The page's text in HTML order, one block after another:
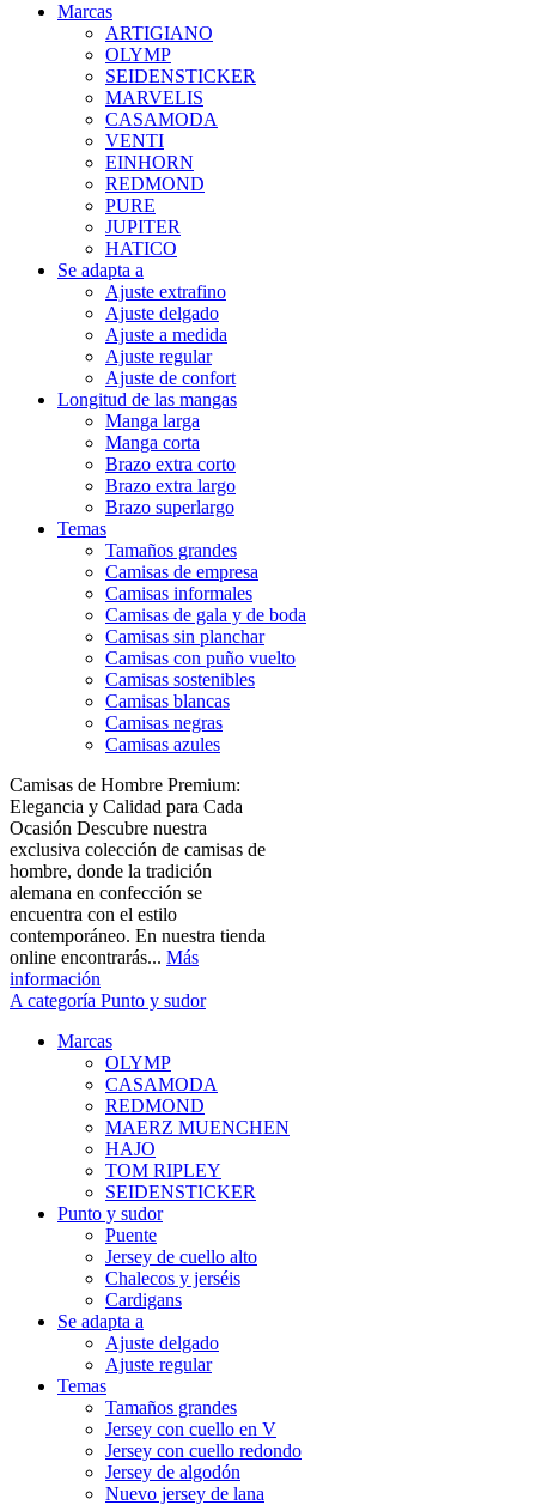
Marcas
ARTIGIANO
OLYMP
SEIDENSTICKER
MARVELIS
CASAMODA
VENTI
EINHORN
REDMOND
PURE
JUPITER
HATICO
Se adapta a
Ajuste extrafino
Ajuste delgado
Ajuste a medida
Ajuste regular
Ajuste de confort
Longitud de las mangas
Manga larga
Manga corta
Brazo extra corto
Brazo extra largo
Brazo superlargo
Temas
Tamaños grandes
Camisas de empresa
Camisas informales
Camisas de gala y de boda
Camisas sin planchar
Camisas con puño vuelto
Camisas sostenibles
Camisas blancas
Camisas negras
Camisas azules
Camisas de Hombre Premium:
Elegancia y Calidad para Cada
Ocasión Descubre nuestra
exclusiva colección de camisas de
hombre, donde la tradición
alemana en confección se
encuentra con el estilo
contemporáneo. En nuestra tienda
online encontrarás... Más
información
A categoría Punto y sudor
Marcas
OLYMP
CASAMODA
REDMOND
MAERZ MUENCHEN
HAJO
TOM RIPLEY
SEIDENSTICKER
Punto y sudor
Puente
Jersey de cuello alto
Chalecos y jerséis
Cardigans
Se adapta a
Ajuste delgado
Ajuste regular
Temas
Tamaños grandes
Jersey con cuello en V
Jersey con cuello redondo
Jersey de algodón
Nuevo jersey de lana